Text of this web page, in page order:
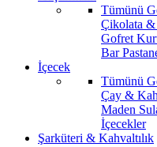
Tümünü
Çikolata &
Gofret
Bar
İçecek
Tümünü
Çay &
Maden
İçecekler
Şarküteri & Kahvaltılık